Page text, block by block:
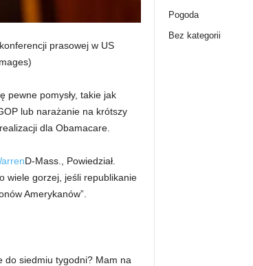
prasowej w US
pewne pomysły, takie jak
lub narażanie na krótszy
dla Obamacare.
D-Mass., Powiedział.
wiele gorzej, jeśli republikanie
Amerykanów”.
do siedmiu tygodni? Mam na
Pogoda
Bez kategorii